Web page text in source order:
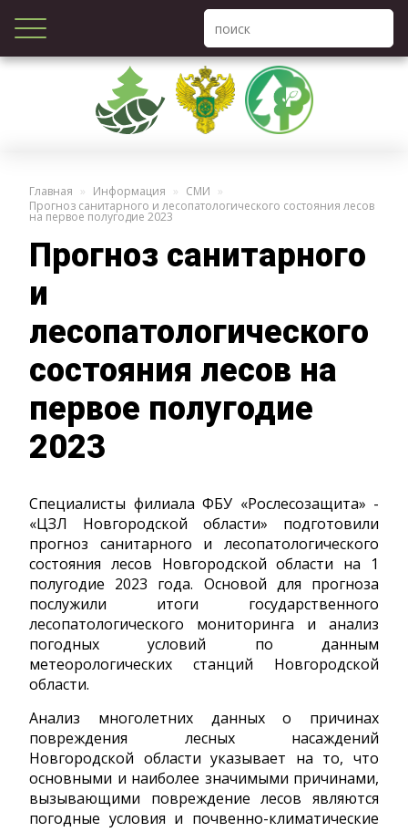
Главная Информация
СМИ
Прогноз санитарного и лесопатологического состояния лесов
на первое полугодие 2023
Прогноз санитарного
и
лесопатологического
состояния лесов на
первое полугодие
2023
Специалисты филиала ФБУ «Рослесозащита» -
«ЦЗЛ Новгородской области» подготовили
прогноз санитарного и лесопатологического
состояния лесов Новгородской области на 1
полугодие 2023 года. Основой для прогноза
послужили итоги государственного
лесопатологического мониторинга и анализ
погодных условий по данным
метеорологических станций Новгородской
области.
Анализ многолетних данных о причинах
повреждения лесных насаждений
Новгородской области указывает на то, что
основными и наиболее значимыми причинами,
вызывающими повреждение лесов являются
погодные условия и почвенно-климатические